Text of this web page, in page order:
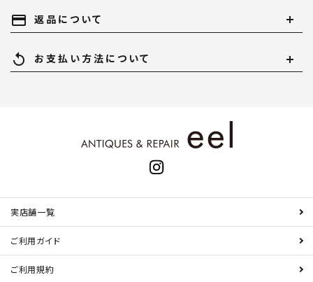
payment 返品について
replay お支払い方法について
実店舗一覧
ご利用ガイド
ご利用規約